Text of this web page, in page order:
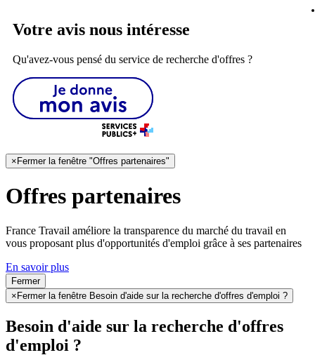
Votre avis nous intéresse
Qu'avez-vous pensé du service de recherche d'offres ?
× Fermer la fenêtre "Offres partenaires"
Offres partenaires
France Travail améliore la transparence du marché du travail en
vous proposant plus d'opportunités d'emploi grâce à ses partenaires
En savoir plus
Fermer
×Fermer la fenêtre Besoin d'aide sur la recherche d'offres d'emploi ?
Besoin d'aide sur la recherche d'offres
d'emploi ?